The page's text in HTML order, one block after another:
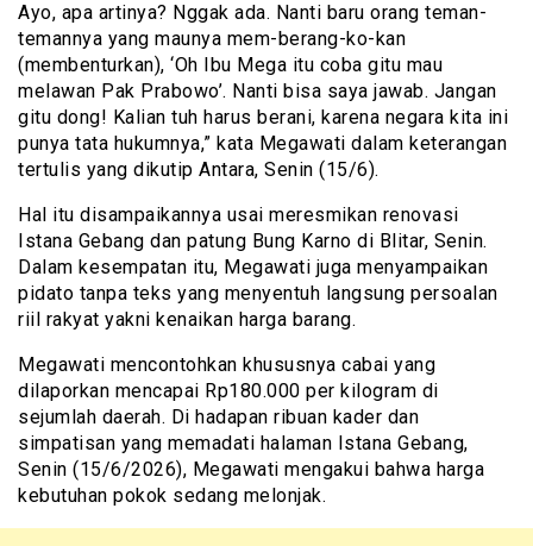
Ayo, apa artinya? Nggak ada. Nanti baru orang teman-
temannya yang maunya mem-berang-ko-kan
(membenturkan), ‘Oh Ibu Mega itu coba gitu mau
melawan Pak Prabowo’. Nanti bisa saya jawab. Jangan
gitu dong! Kalian tuh harus berani, karena negara kita ini
punya tata hukumnya,” kata Megawati dalam keterangan
tertulis yang dikutip Antara, Senin (15/6).
Hal itu disampaikannya usai meresmikan renovasi
Istana Gebang dan patung Bung Karno di Blitar, Senin.
Dalam kesempatan itu, Megawati juga menyampaikan
pidato tanpa teks yang menyentuh langsung persoalan
riil rakyat yakni kenaikan harga barang.
Megawati mencontohkan khususnya cabai yang
dilaporkan mencapai Rp180.000 per kilogram di
sejumlah daerah. Di hadapan ribuan kader dan
simpatisan yang memadati halaman Istana Gebang,
Senin (15/6/2026), Megawati mengakui bahwa harga
kebutuhan pokok sedang melonjak.